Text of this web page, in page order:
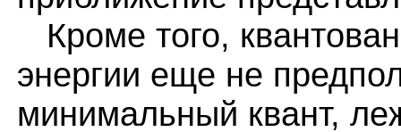
Кроме того,
энергии еще не
минимальный квант,